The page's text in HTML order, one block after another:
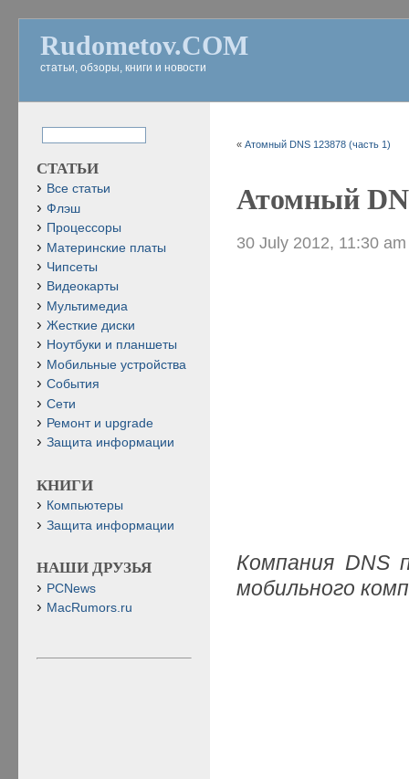
Rudometov.COM
статьи, обзоры, книги и новости
«Атомный DNS 123878 (часть 1)
Атомный
30 July 2012, 11:30 am
Компания DNS
мобильного
СТАТЬИ
Все статьи
Флэш
Процессоры
Материнские платы
Чипсеты
Видеокарты
Мультимедиа
Жесткие диски
Ноутбуки и планшеты
Мобильные устройства
События
Сети
Ремонт и upgrade
Защита информации
КНИГИ
Компьютеры
Защита информации
НАШИ ДРУЗЬЯ
PCNews
MacRumors.ru